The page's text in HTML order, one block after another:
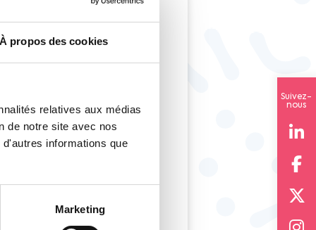
À propos des cookies
relatives aux médias
de notre site avec nos
informations que
Marketing
Suivez-
nous
la